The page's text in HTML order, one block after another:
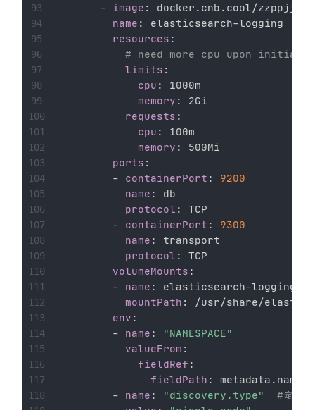
-
image :
docker.cnb.cool/zzppjj/
name : elasticsearch-logging
resources :
# need more cpu upon
limits :
cpu :
1000m
memory :
2Gi
requests :
cpu :
100m
memory :
500Mi
ports :
-
containerPort :
9200
name :
db
protocol :
TCP
-
containerPort :
9300
name :
transport
protocol :
TCP
volumeMounts :
-
name : elasticsearch-logging
mountPath :
/usr/share/
env :
-
name :
"NAMESPACE"
valueFrom :
fieldRef :
fieldPath :
-
name : "discovery.type"
#定义
93
94
95
96
97
98
99
100
101
102
103
104
105
106
107
108
109
110
111
112
113
114
115
116
117
118